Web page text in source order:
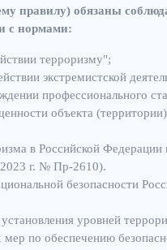
правилу) обязаны
с нормами:
терроризму";
экстремистской
профессионального
объекта
в Российской Федерации
г. № Пр-2610).
безопасности
уровней
по обеспечению